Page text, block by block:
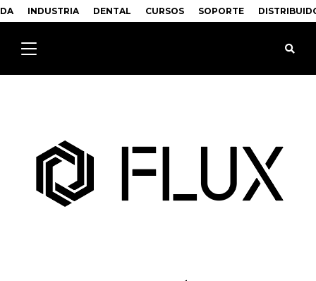
INDUSTRIA DENTAL CURSOS SOPORTE